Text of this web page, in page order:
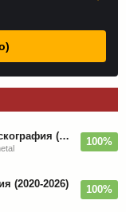
Five Finger Death Punch - Дискография (2008-2026) 100%
(2020-2026) 100%